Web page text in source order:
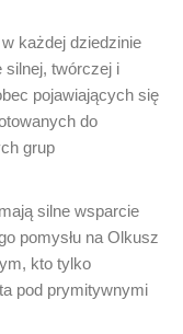
każdej dziedzinie
twórczej i
pojawiających się
do
grup
silne wsparcie
pomysłu na Olkusz
kto tylko
pod prymitywnymi